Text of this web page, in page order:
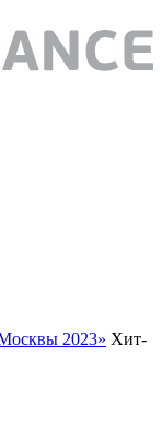
2023» Хит-